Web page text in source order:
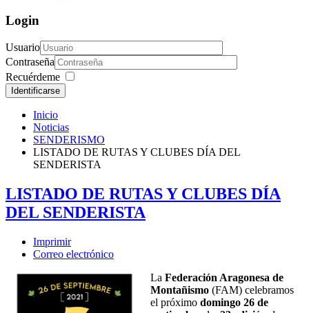
Login
Usuario
Contraseña
Recuérdeme
Identificarse
Inicio
Noticias
SENDERISMO
LISTADO DE RUTAS Y CLUBES DÍA DEL
SENDERISTA
LISTADO DE RUTAS Y CLUBES DÍA
DEL SENDERISTA
Imprimir
Correo electrónico
La Federación Aragonesa de
Montañismo (FAM) celebramos
el próximo domingo 26 de